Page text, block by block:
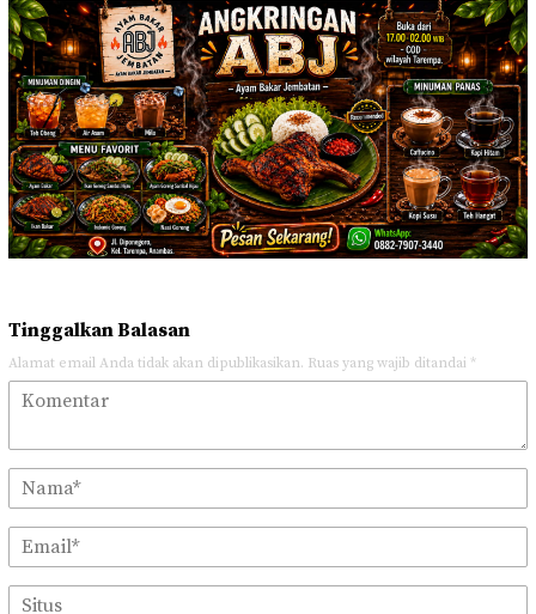
Tinggalkan Balasan
Alamat email Anda tidak akan dipublikasikan. Ruas yang wajib ditandai *